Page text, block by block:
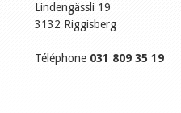
Lindengässli 19
3132 Riggisberg
Téléphone 031 809 35 19